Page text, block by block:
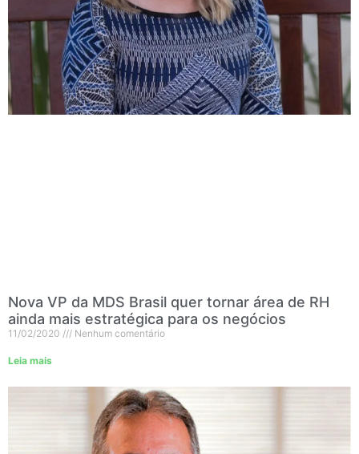
Nova VP da MDS Brasil quer tornar área de RH
ainda mais estratégica para os negócios
11/02/2020 Nenhum comentário
Leia mais